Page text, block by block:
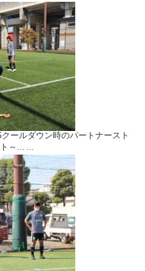
ールダウン時のパートナースト
～... ...